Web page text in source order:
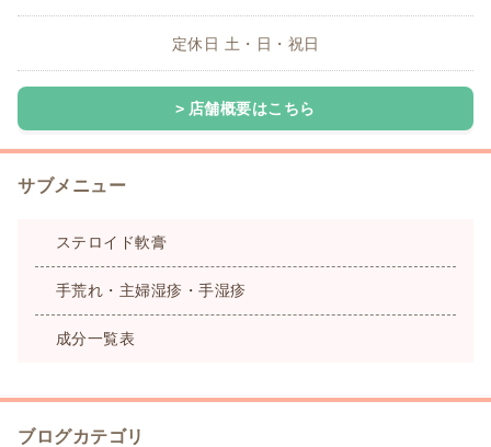
定休日 土・日・祝日
店舗概要はこちら
サブメニュー
ステロイド軟膏
手荒れ・主婦湿疹・手湿疹
成分一覧表
ブログカテゴリ